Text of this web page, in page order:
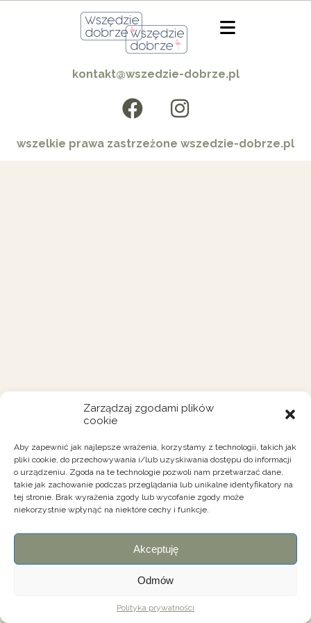
Zarządzaj zgodami plików
cookie
Aby zapewnić jak najlepsze wrażenia, korzystamy z technologii, takich jak
pliki cookie, do przechowywania i/lub uzyskiwania dostępu do informacji
o urządzeniu. Zgoda na te technologie pozwoli nam przetwarzać dane,
takie jak zachowanie podczas przeglądania lub unikalne identyfikatory na
tej stronie. Brak wyrażenia zgody lub wycofanie zgody może
niekorzystnie wpłynąć na niektóre cechy i funkcje.
Akceptuję
Odmów
Polityka prywatności
kontakt@wszedzie-dobrze.pl
wszelkie prawa zastrzeżone wszedzie-dobrze.pl